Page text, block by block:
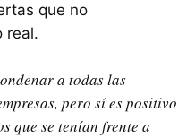
que no
real.
a todas las
pero sí es positivo
que se tenían frente a